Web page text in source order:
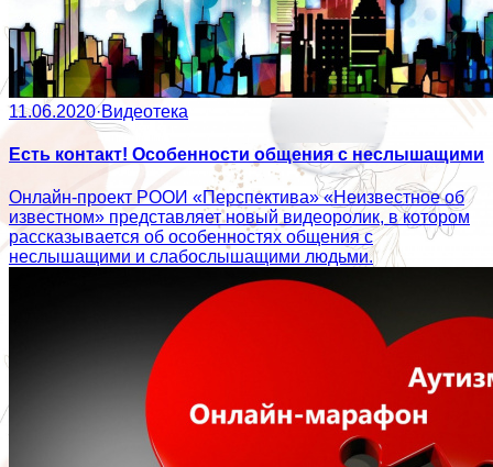
11.06.2020·Видеотека
Есть контакт! Особенности общения с неслышащими
Онлайн-проект РООИ «Перспектива» «Неизвестное об
известном» представляет новый видеоролик, в котором
рассказывается об особенностях общения с
неслышащими и слабослышащими людьми.